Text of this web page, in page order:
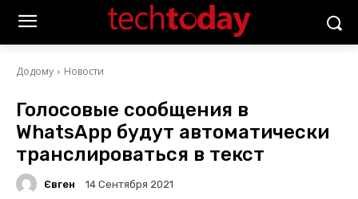
Додому Новости
Голосовые сообщения в
WhatsApp будут автоматически
транслироваться в текст
Євген 14 Сентября 2021